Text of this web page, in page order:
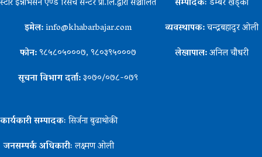
इमेल:info@khabarbajar.com
फोन:९८५८०५०००७, ९८०३९५०००७
सूचना विभाग दर्ता:३०७०/०७८-०७९
व्यवस्थापक:चन्द्रबहादुर ओली
लेखापाल:अनिल चौधरी
कार्यकारी सम्पादकःसिर्जना बुढाथोकी
जनसम्पर्क अधिकारीःलक्ष्मण ओली